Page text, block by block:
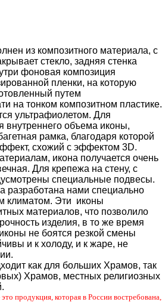
из композитного материала, с
стекло, задняя стенка
фоновая композиция
пленки, на которую
путем
на тонком композитном пластике.
ультрафиолетом. Для
внутреннего объема иконы,
рамка, благодаря которой
схожий с эффектом 3D.
икона получается очень
Для крепежа на стену, с
специальные подвесы.
разработана нами специально
климатом. Эти иконы
материалов, что позволило
изделия, в то же время
не боятся резкой смены
и к холоду, и к жаре, не
как для больших Храмов, так
Храмов, местных религиозных
продукция, которая в России востребована,